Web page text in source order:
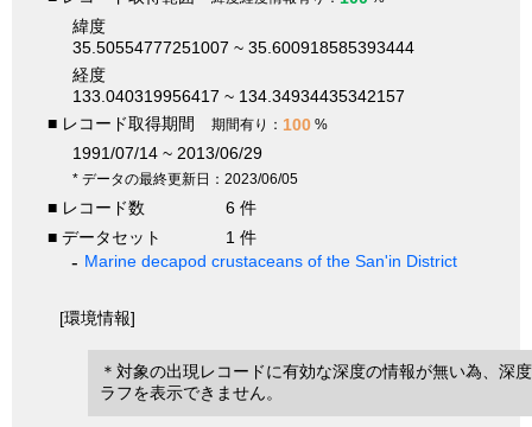
緯度
35.50554777251007 ~ 35.600918585393444
経度
133.040319956417 ~ 134.34934435342157
■ レコード取得期間
期間有り： 100 %
1991/07/14 ~ 2013/06/29
* データの最終更新日：2023/06/05
■ レコード数
6 件
■ データセット
1 件
Marine decapod crustaceans of the San'in District
[環境情報]
＊対象の出現レコードに有効な深度の情報が無い為、深
ラフを表示できません。